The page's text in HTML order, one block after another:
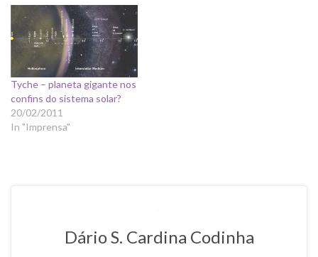
Tyche – planeta gigante nos
confins do sistema solar?
20/02/2011
In "Imprensa"
Dário S. Cardina Codinha